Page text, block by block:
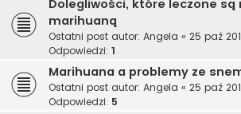
Dolegliwości, które leczone są
marihuaną
Ostatni post autor: Angela « 25 paź
Odpowiedzi: 1
Marihuana a problemy ze
Ostatni post autor: Angela « 25 paź
Odpowiedzi: 5